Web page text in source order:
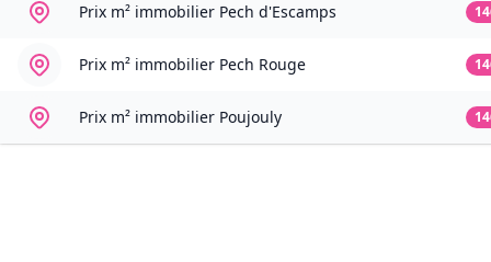
Prix m² immobilier Pech d'Escamps
Prix m² immobilier Pech Rouge
Prix m² immobilier Poujouly